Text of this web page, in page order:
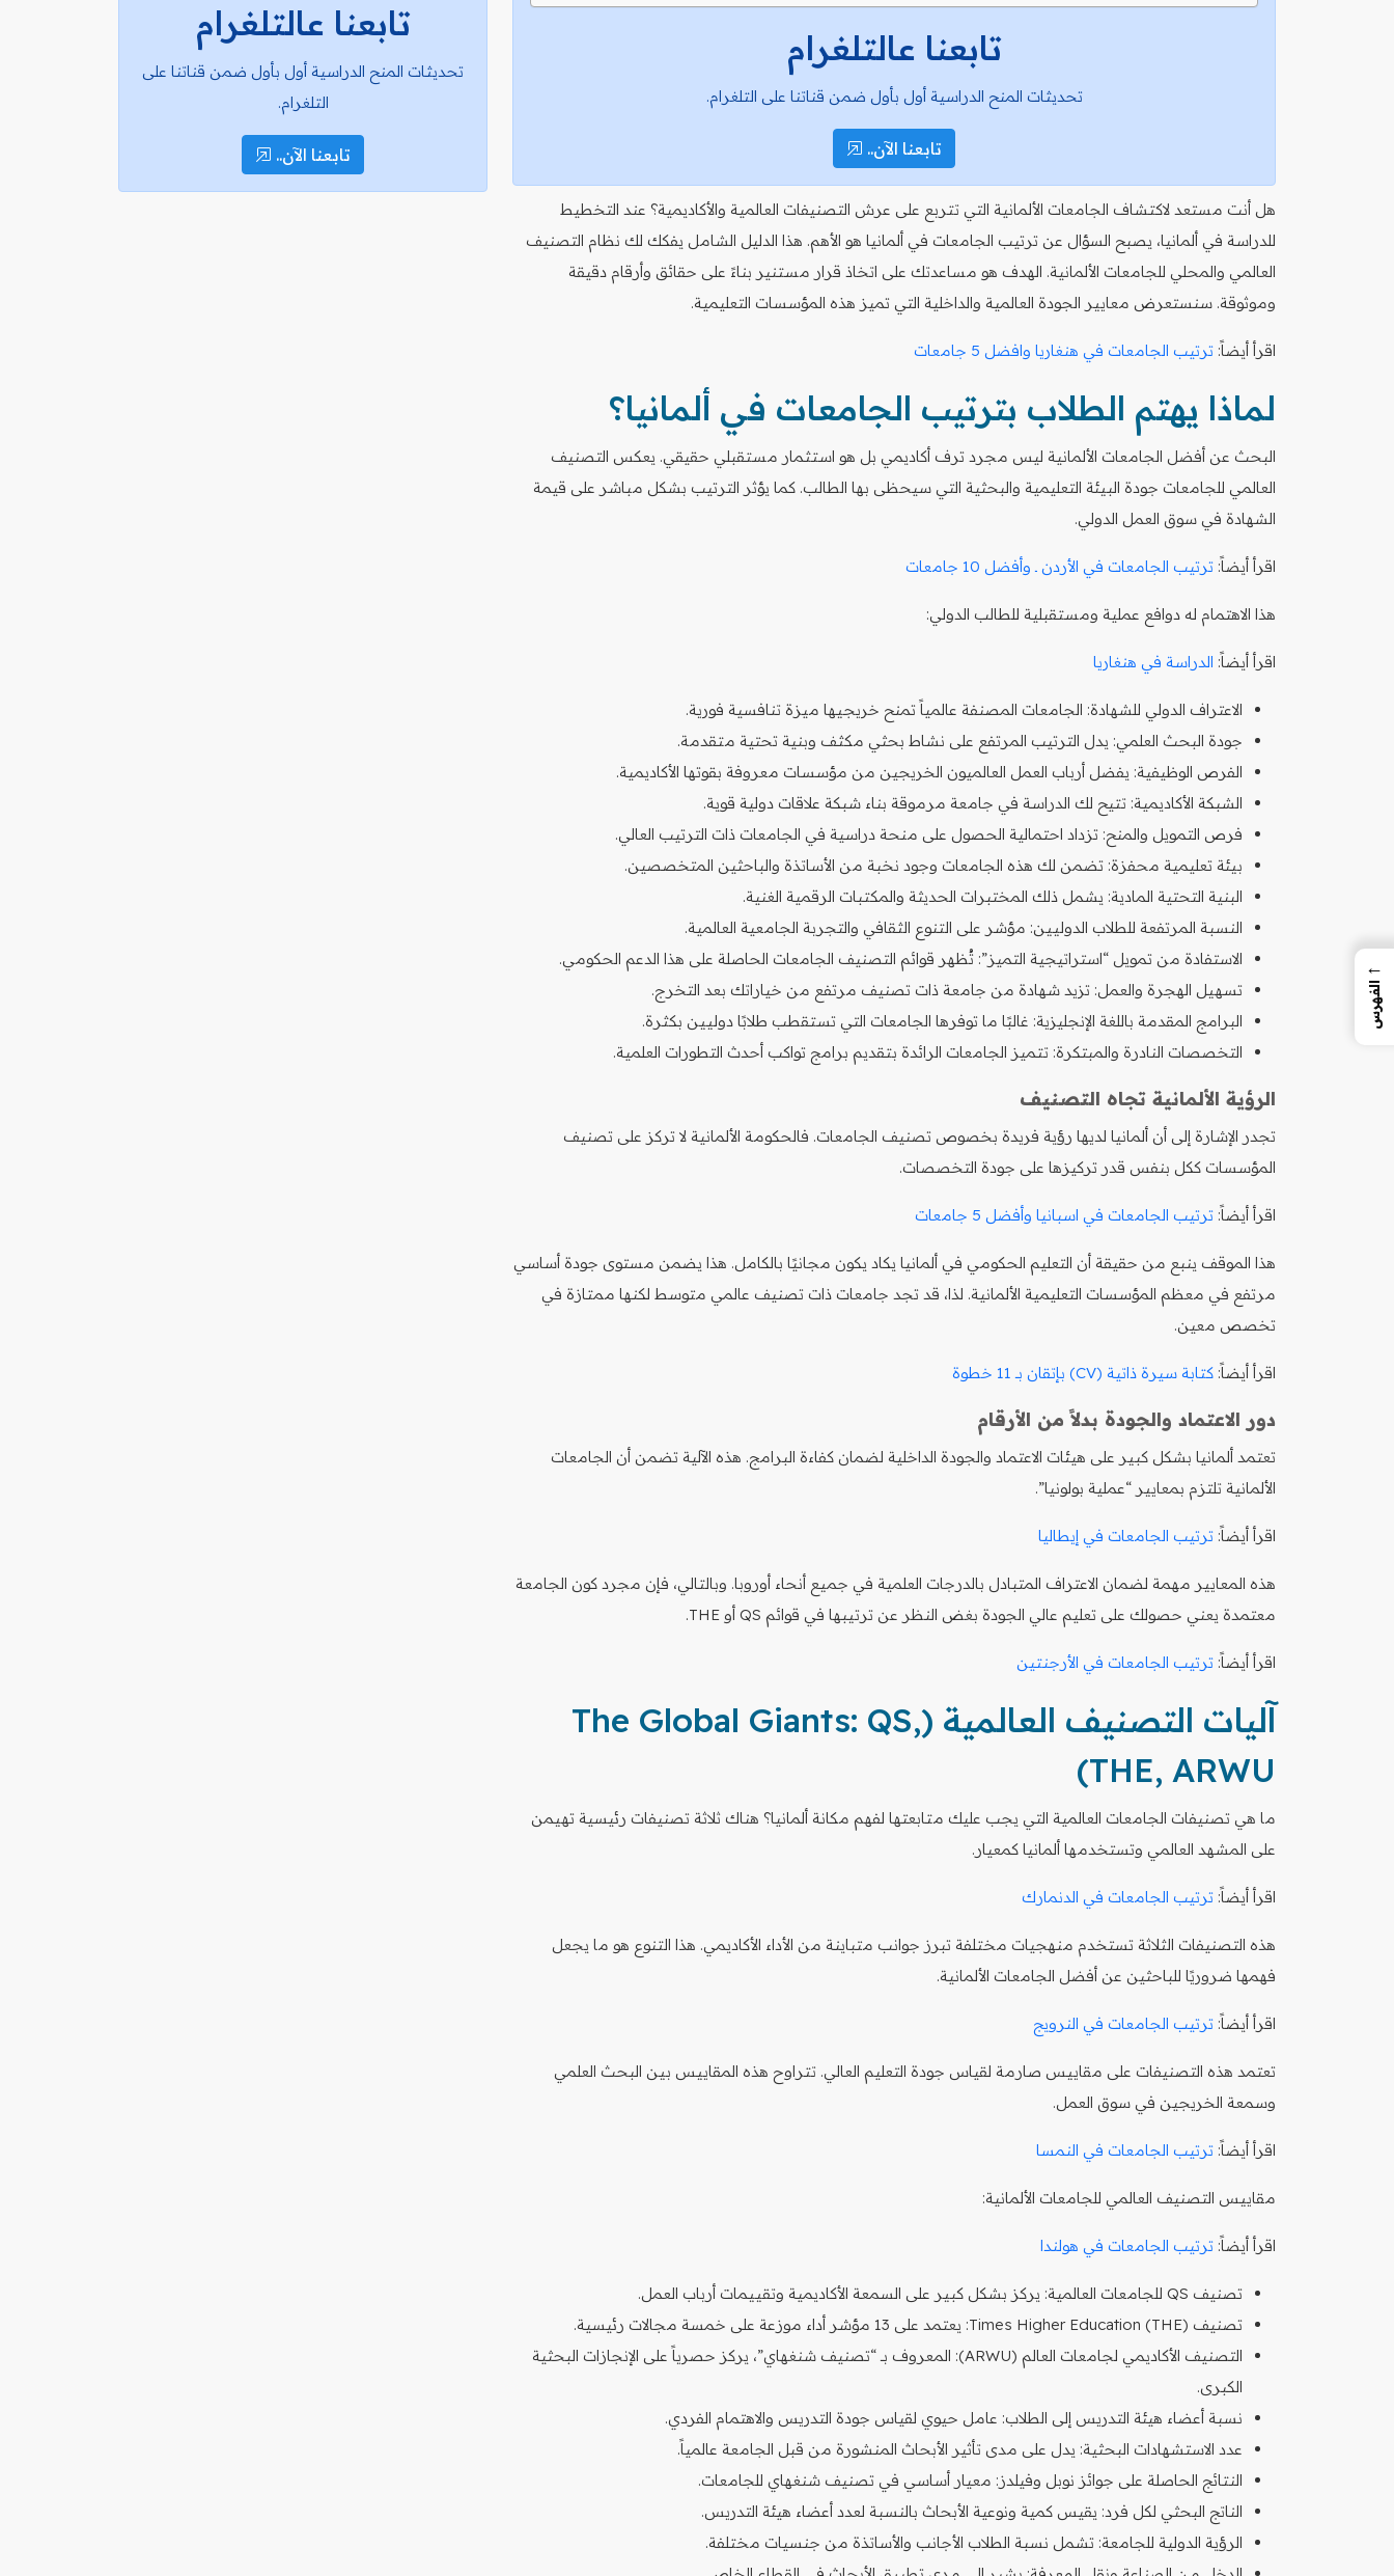
تابعنا عالتلغرام
تحديثات المنح الدراسية أول بأول ضمن قناتنا على التلغرام.
تابعنا الآن..
هل أنت مستعد لاكتشاف الجامعات الألمانية التي تتربع على عرش التصنيفات العالمية والأكاديمية؟ عند التخطيط
للدراسة في ألمانيا، يصبح السؤال عن ترتيب الجامعات في ألمانيا هو الأهم. هذا الدليل الشامل يفكك لك نظام التصنيف
العالمي والمحلي للجامعات الألمانية. الهدف هو مساعدتك على اتخاذ قرار مستنير بناءً على حقائق وأرقام دقيقة
وموثوقة. سنستعرض معايير الجودة العالمية والداخلية التي تميز هذه المؤسسات التعليمية.
اقرأ أيضاً: ترتيب الجامعات في هنغاريا وافضل 5 جامعات
لماذا يهتم الطلاب بترتيب الجامعات في ألمانيا؟
البحث عن أفضل الجامعات الألمانية ليس مجرد ترف أكاديمي بل هو استثمار مستقبلي حقيقي. يعكس التصنيف
العالمي للجامعات جودة البيئة التعليمية والبحثية التي سيحظى بها الطالب. كما يؤثر الترتيب بشكل مباشر على قيمة
الشهادة في سوق العمل الدولي.
اقرأ أيضاً: ترتيب الجامعات في الأردن ـ وأفضل 10 جامعات
هذا الاهتمام له دوافع عملية ومستقبلية للطالب الدولي:
اقرأ أيضاً: الدراسة في هنغاريا
الاعتراف الدولي للشهادة: الجامعات المصنفة عالمياً تمنح خريجيها ميزة تنافسية فورية.
جودة البحث العلمي: يدل الترتيب المرتفع على نشاط بحثي مكثف وبنية تحتية متقدمة.
الفرص الوظيفية: يفضل أرباب العمل العالميون الخريجين من مؤسسات معروفة بقوتها الأكاديمية.
الشبكة الأكاديمية: تتيح لك الدراسة في جامعة مرموقة بناء شبكة علاقات دولية قوية.
فرص التمويل والمنح: تزداد احتمالية الحصول على منحة دراسية في الجامعات ذات الترتيب العالي.
بيئة تعليمية محفزة: تضمن لك هذه الجامعات وجود نخبة من الأساتذة والباحثين المتخصصين.
البنية التحتية المادية: يشمل ذلك المختبرات الحديثة والمكتبات الرقمية الغنية.
النسبة المرتفعة للطلاب الدوليين: مؤشر على التنوع الثقافي والتجربة الجامعية العالمية.
الاستفادة من تمويل “استراتيجية التميز”: تُظهر قوائم التصنيف الجامعات الحاصلة على هذا الدعم الحكومي.
تسهيل الهجرة والعمل: تزيد شهادة من جامعة ذات تصنيف مرتفع من خياراتك بعد التخرج.
البرامج المقدمة باللغة الإنجليزية: غالبًا ما توفرها الجامعات التي تستقطب طلابًا دوليين بكثرة.
التخصصات النادرة والمبتكرة: تتميز الجامعات الرائدة بتقديم برامج تواكب أحدث التطورات العلمية.
الرؤية الألمانية تجاه التصنيف
تجدر الإشارة إلى أن ألمانيا لديها رؤية فريدة بخصوص تصنيف الجامعات. فالحكومة الألمانية لا تركز على تصنيف
المؤسسات ككل بنفس قدر تركيزها على جودة التخصصات.
اقرأ أيضاً: ترتيب الجامعات في اسبانيا وأفضل 5 جامعات
هذا الموقف ينبع من حقيقة أن التعليم الحكومي في ألمانيا يكاد يكون مجانيًا بالكامل. هذا يضمن مستوى جودة أساسي
مرتفع في معظم المؤسسات التعليمية الألمانية. لذا، قد تجد جامعات ذات تصنيف عالمي متوسط لكنها ممتازة في
تخصص معين.
اقرأ أيضاً: كتابة سيرة ذاتية (CV) بإتقان بـ 11 خطوة
دور الاعتماد والجودة بدلاً من الأرقام
تعتمد ألمانيا بشكل كبير على هيئات الاعتماد والجودة الداخلية لضمان كفاءة البرامج. هذه الآلية تضمن أن الجامعات
الألمانية تلتزم بمعايير “عملية بولونيا”.
اقرأ أيضاً: ترتيب الجامعات في إيطاليا
هذه المعايير مهمة لضمان الاعتراف المتبادل بالدرجات العلمية في جميع أنحاء أوروبا. وبالتالي، فإن مجرد كون الجامعة
معتمدة يعني حصولك على تعليم عالي الجودة بغض النظر عن ترتيبها في قوائم QS أو THE.
اقرأ أيضاً: ترتيب الجامعات في الأرجنتين
آليات التصنيف العالمية (The Global Giants: QS,
THE, ARWU)
ما هي تصنيفات الجامعات العالمية التي يجب عليك متابعتها لفهم مكانة ألمانيا؟ هناك ثلاثة تصنيفات رئيسية تهيمن
على المشهد العالمي وتستخدمها ألمانيا كمعيار.
اقرأ أيضاً: ترتيب الجامعات في الدنمارك
هذه التصنيفات الثلاثة تستخدم منهجيات مختلفة تبرز جوانب متباينة من الأداء الأكاديمي. هذا التنوع هو ما يجعل
فهمها ضروريًا للباحثين عن أفضل الجامعات الألمانية.
اقرأ أيضاً: ترتيب الجامعات في النرويج
تعتمد هذه التصنيفات على مقاييس صارمة لقياس جودة التعليم العالي. تتراوح هذه المقاييس بين البحث العلمي
وسمعة الخريجين في سوق العمل.
اقرأ أيضاً: ترتيب الجامعات في النمسا
مقاييس التصنيف العالمي للجامعات الألمانية:
اقرأ أيضاً: ترتيب الجامعات في هولندا
تصنيف QS للجامعات العالمية: يركز بشكل كبير على السمعة الأكاديمية وتقييمات أرباب العمل.
تصنيف Times Higher Education (THE): يعتمد على 13 مؤشر أداء موزعة على خمسة مجالات رئيسية.
التصنيف الأكاديمي لجامعات العالم (ARWU): المعروف بـ “تصنيف شنغهاي”، يركز حصرياً على الإنجازات البحثية
الكبرى.
نسبة أعضاء هيئة التدريس إلى الطلاب: عامل حيوي لقياس جودة التدريس والاهتمام الفردي.
عدد الاستشهادات البحثية: يدل على مدى تأثير الأبحاث المنشورة من قبل الجامعة عالمياً.
النتائج الحاصلة على جوائز نوبل وفيلدز: معيار أساسي في تصنيف شنغهاي للجامعات.
الناتج البحثي لكل فرد: يقيس كمية ونوعية الأبحاث بالنسبة لعدد أعضاء هيئة التدريس.
الرؤية الدولية للجامعة: تشمل نسبة الطلاب الأجانب والأساتذة من جنسيات مختلفة.
تابعنا عالتلغرام
تحديثات المنح الدراسية أول بأول ضمن قناتنا على
التلغرام.
تابعنا الآن..
←
الفهرس